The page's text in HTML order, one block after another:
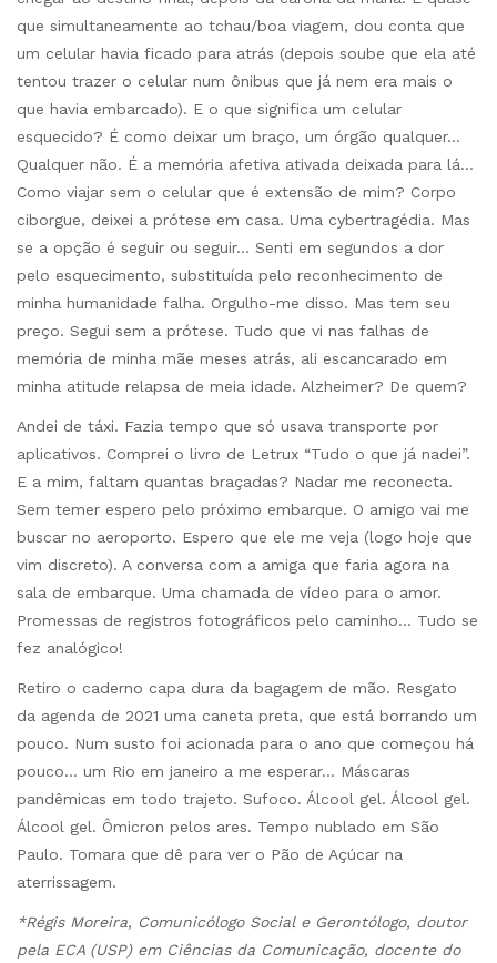
que simultaneamente ao tchau/boa viagem, dou conta que
um celular havia ficado para atrás (depois soube que ela até
tentou trazer o celular num ônibus que já nem era mais o
que havia embarcado). E o que significa um celular
esquecido? É como deixar um braço, um órgão qualquer…
Qualquer não. É a memória afetiva ativada deixada para lá…
Como viajar sem o celular que é extensão de mim? Corpo
ciborgue, deixei a prótese em casa. Uma cybertragédia. Mas
se a opção é seguir ou seguir… Senti em segundos a dor
pelo esquecimento, substituída pelo reconhecimento de
minha humanidade falha. Orgulho-me disso. Mas tem seu
preço. Segui sem a prótese. Tudo que vi nas falhas de
memória de minha mãe meses atrás, ali escancarado em
minha atitude relapsa de meia idade. Alzheimer? De quem?
Andei de táxi. Fazia tempo que só usava transporte por
aplicativos. Comprei o livro de Letrux “Tudo o que já nadei”.
E a mim, faltam quantas braçadas? Nadar me reconecta.
Sem temer espero pelo próximo embarque. O amigo vai me
buscar no aeroporto. Espero que ele me veja (logo hoje que
vim discreto). A conversa com a amiga que faria agora na
sala de embarque. Uma chamada de vídeo para o amor.
Promessas de registros fotográficos pelo caminho… Tudo se
fez analógico!
Retiro o caderno capa dura da bagagem de mão. Resgato
da agenda de 2021 uma caneta preta, que está borrando um
pouco. Num susto foi acionada para o ano que começou há
pouco… um Rio em janeiro a me esperar… Máscaras
pandêmicas em todo trajeto. Sufoco. Álcool gel. Álcool gel.
Álcool gel. Ômicron pelos ares. Tempo nublado em São
Paulo. Tomara que dê para ver o Pão de Açúcar na
aterrissagem.
*Régis Moreira, Comunicólogo Social e Gerontólogo, doutor
pela ECA (USP) em Ciências da Comunicação, docente do